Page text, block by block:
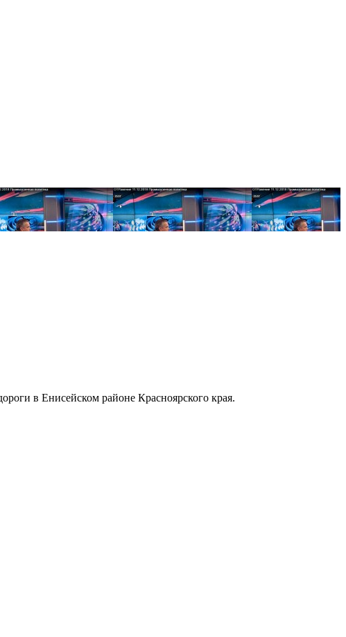
в Енисейском районе Красноярского края.